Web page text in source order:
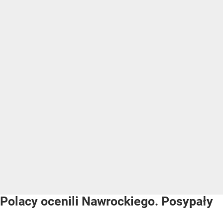
Polacy ocenili Nawrockiego. Posypały